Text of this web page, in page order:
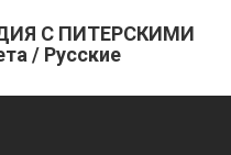
С ПИТЕРСКИМИ
/ Русские